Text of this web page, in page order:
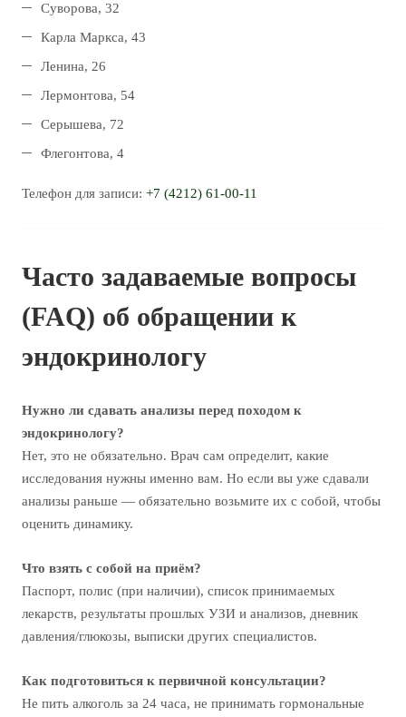
Суворова, 32
Карла Маркса, 43
Ленина, 26
Лермонтова, 54
Серышева, 72
Флегонтова, 4
Телефон для записи: +7 (4212) 61-00-11
Часто задаваемые вопросы
(FAQ) об обращении к
эндокринологу
Нужно ли сдавать анализы перед походом к
эндокринологу?
Нет, это не обязательно. Врач сам определит, какие
исследования нужны именно вам. Но если вы уже сдавали
анализы раньше — обязательно возьмите их с собой, чтобы
оценить динамику.
Что взять с собой на приём?
Паспорт, полис (при наличии), список принимаемых
лекарств, результаты прошлых УЗИ и анализов, дневник
давления/глюкозы, выписки других специалистов.
Как подготовиться к первичной консультации?
Не пить алкоголь за 24 часа, не принимать гормональные